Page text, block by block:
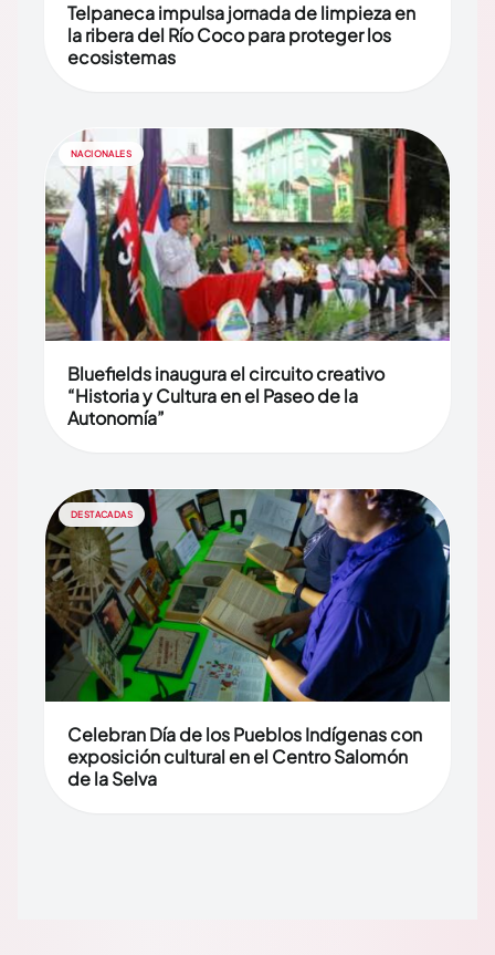
Telpaneca impulsa jornada de limpieza en
la ribera del Río Coco para proteger los
ecosistemas
NACIONALES
Bluefields inaugura el circuito creativo
“Historia y Cultura en el Paseo de la
Autonomía”
DESTACADAS
Celebran Día de los Pueblos Indígenas con
exposición cultural en el Centro Salomón
de la Selva